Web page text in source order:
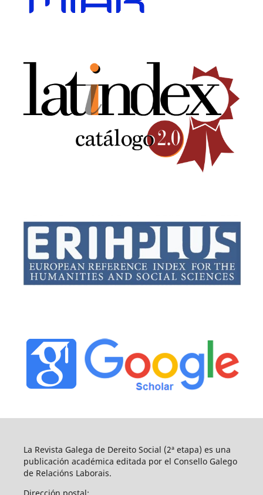
La Revista Galega de Dereito Social (2ª etapa) es una
publicación académica editada por el Consello Galego
de Relacións Laborais.